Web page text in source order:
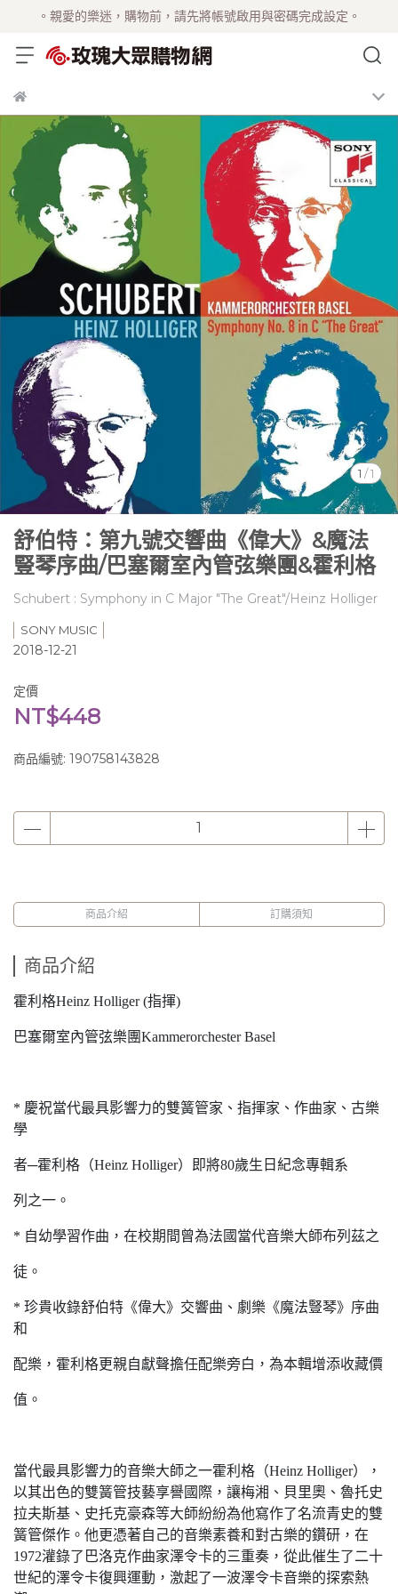
。親愛的樂迷，購物前，請先將帳號啟用與密碼完成設定。
1 /1
舒伯特：第九號交響曲《偉大》&魔法
豎琴序曲/巴塞爾室內管弦樂團&霍利格
Schubert : Symphony in C Major "The Great"/Heinz Holliger
SONY MUSIC
2018-12-21
定價
NT$448
商品編號: 190758143828
商品介紹 訂購須知
商品介紹
霍利格Heinz Holliger (指揮)
巴塞爾室內管弦樂團Kammerorchester Basel
* 慶祝當代最具影響力的雙簧管家、指揮家、作曲家、古樂
學
者─霍利格（Heinz Holliger）即將80歲生日紀念專輯系
列之一。
* 自幼學習作曲，在校期間曾為法國當代音樂大師布列茲之
徒。
* 珍貴收錄舒伯特《偉大》交響曲、劇樂《魔法豎琴》序曲
和
配樂，霍利格更親自獻聲擔任配樂旁白，為本輯增添收藏價
值。
當代最具影響力的音樂大師之一霍利格（Heinz Holliger），
以其出色的雙簧管技藝享譽國際，讓梅湘、貝里奧、魯托史
拉夫斯基、史托克豪森等大師紛紛為他寫作了名流青史的雙
簧管傑作。他更憑著自己的音樂素養和對古樂的鑽研，在
1972灌錄了巴洛克作曲家澤令卡的三重奏，從此催生了二十
世紀的澤令卡復興運動，激起了一波澤令卡音樂的探索熱